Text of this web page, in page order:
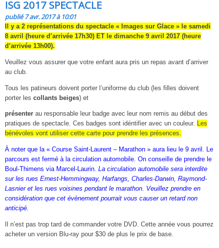
ISG 2017 SPECTACLE
publié 7 avr. 2017 à 10:01
Il y a 2 représentations du spectacle « Images sur Glace » le samedi
8 avril (heure d’arrivée 17h30) ET le dimanche 9 avril 2017 (heure
d’arrivée 13h00).
Veuillez vous assurer que votre enfant aura pris un repas avant d’arriver
au club.
Tous les patineurs doivent porter l’uniforme du club (les filles doivent
porter les collants beiges) et
présenter au responsable leur badge avec leur nom remis au début des
pratiques de spectacle. Ces badges sont idéntifier avec un couleur. Les
bénévoles vont utiliser cette carte pour prendre les présences.
À noter que la « Course Saint-Laurent – Marathon » aura lieu le 9 avril. Le
parcours est fermé à la circulation automobile. On conseille de prendre le
Boul-Thimens via Marcel-Laurin. La circulation automobile sera interdite
sur les rues Ernest-Hemmingway, Harfangs, Charles-Darwin, Raymond-
Lasnier et les rues voisines pendant le marathon. Veuillez prendre en
considération que cet évènement pourrait vous causer un retard non
anticipé.
Il n’est pas trop tard de commander votre DVD. Cette année vous pourrez
acheter un version Blu-ray pour $30 de plus le prix de base.